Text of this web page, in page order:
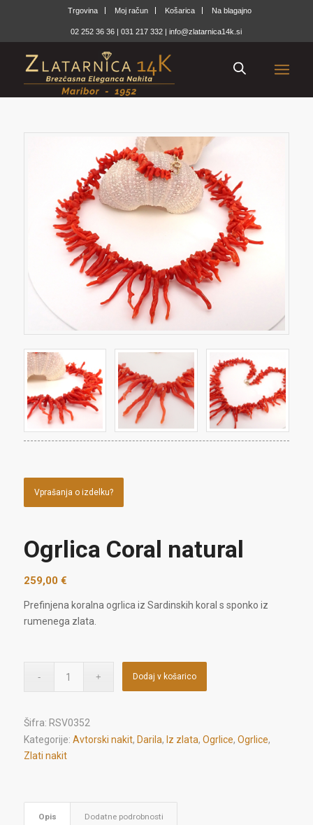
Trgovina Moj račun Košarica Na blagajno
02 252 36 36 |031 217 332 |info@zlatarnica14k.si
Vprašanja o izdelku?
Ogrlica Coral natural
259,00 €
Prefinjena koralna ogrlica iz Sardinskih koral s sponko iz
rumenega zlata.
Dodaj v košarico
Šifra: RSV0352
Kategorije: Avtorski nakit, Darila, Iz zlata, Ogrlice, Ogrlice,
Zlati nakit
Opis Dodatne podrobnosti